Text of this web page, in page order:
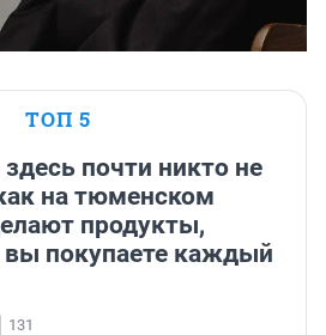
ТОП 5
почти никто не
на тюменском
продукты,
покупаете каждый
131